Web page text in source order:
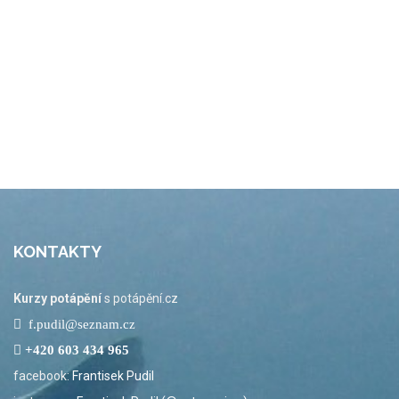
KONTAKTY
Kurzy potápěnís potápění.cz
f.pudil@seznam.cz
+420 603 434 965
facebook: Frantisek Pudil